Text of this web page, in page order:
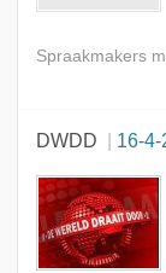
Spraakmakers
DWDD 16-